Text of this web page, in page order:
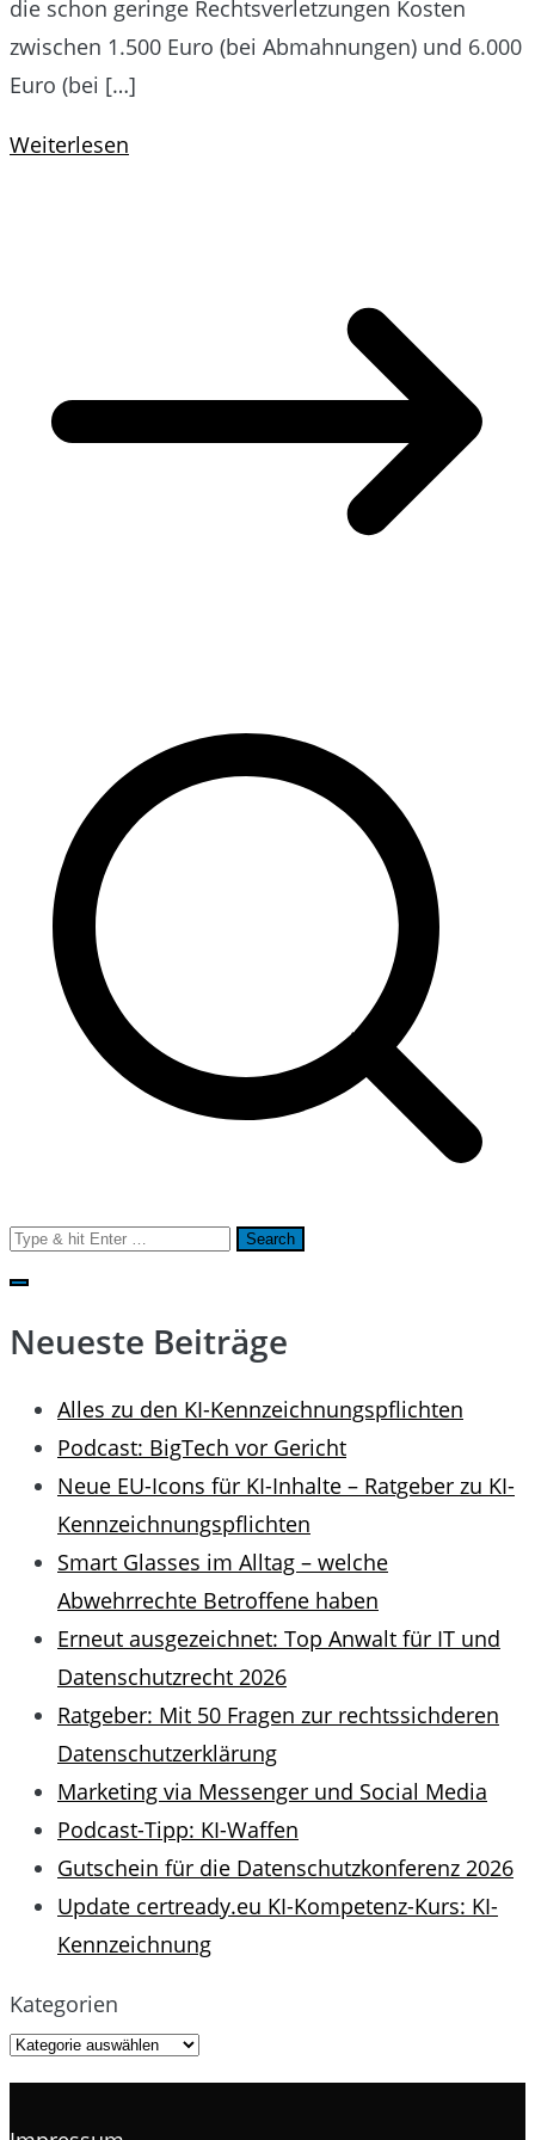
die schon geringe Rechtsverletzungen Kosten
zwischen 1.500 Euro (bei Abmahnungen) und 6.000
Euro (bei […]
Weiterlesen
Search
for:
Neueste Beiträge
Alles zu den KI-Kennzeichnungspflichten
Podcast: BigTech vor Gericht
Neue EU-Icons für KI-Inhalte – Ratgeber zu KI-
Kennzeichnungspflichten
Smart Glasses im Alltag – welche
Abwehrrechte Betroffene haben
Erneut ausgezeichnet: Top Anwalt für IT und
Datenschutzrecht 2026
Ratgeber: Mit 50 Fragen zur rechtssichderen
Datenschutzerklärung
Marketing via Messenger und Social Media
Podcast-Tipp: KI-Waffen
Gutschein für die Datenschutzkonferenz 2026
Update certready.eu KI-Kompetenz-Kurs: KI-
Kennzeichnung
Kategorien